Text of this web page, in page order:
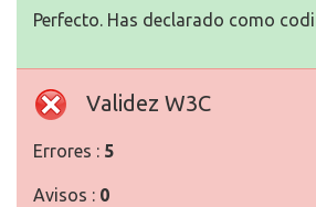
Perfecto. Has declarado como
Validez W3C
Errores : 5
Avisos : 0